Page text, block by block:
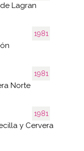
Lagran
1981
1981
Norte
1981
y Cervera